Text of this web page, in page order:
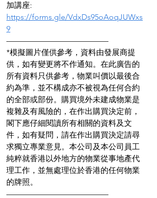
加講座:
https://forms.gle/VdxDs95oAoqJUWxs
9
—————————————
*模擬圖片僅供參考，資料由發展商提
供，如有變更將不作通知。在此廣告的
所有資料只供參考，物業叫價以最後合
約為準，並不構成亦不被視為任何合約
的全部或部份。購買境外未建成物業是
複雜及有風險的，在作出購買決定前，
閣下應仔細閱讀所有相關的資料及文
件，如有疑問，請在作出購買決定請尋
求獨立專業意見。本公司及本公司員工
純粹就香港以外地方的物業從事地產代
理工作，並無處理位於香港的任何物業
的牌照。
—————————————